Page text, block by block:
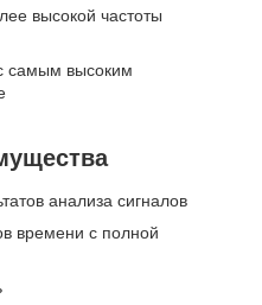
высокой частоты
самым высоким
анализа сигналов
времени с полной